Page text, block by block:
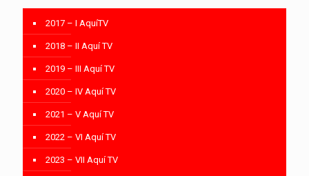
2017 – I AquíTV
2018 – II Aquí TV
2019 – III Aquí TV
2020 – IV Aquí TV
2021 – V Aquí TV
2022 – VI Aquí TV
2023 – VII Aquí TV